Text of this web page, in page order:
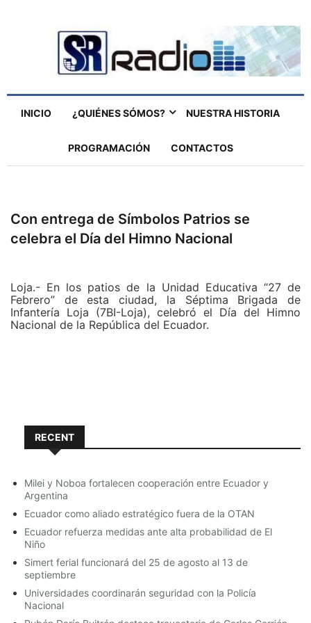
INICIO ¿QUIÉNES SÓMOS? NUESTRA HISTORIA
PROGRAMACIÓN CONTACTOS
Con entrega de Símbolos Patrios se
celebra el Día del Himno Nacional
Loja.- En los patios de la Unidad Educativa “27 de
Febrero” de esta ciudad, la Séptima Brigada de
Infantería Loja (7BI-Loja), celebró el Día del Himno
Nacional de la República del Ecuador.
@7biLoja @FFAAECUADOR
@EjercitoECU @CronicaLoja
@lindonsanmartin @jmarisol13
@lahoraecuador
día del Himno
pic.twitter.com/WL30f593Cm
RECENT
Milei y Noboa fortalecen cooperación entre Ecuador y
Argentina
Ecuador como aliado estratégico fuera de la OTAN
Ecuador refuerza medidas ante alta probabilidad de El
Niño
Simert ferial funcionará del 25 de agosto al 13 de
septiembre
Universidades coordinarán seguridad con la Policía
Nacional